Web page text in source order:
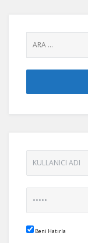
Beni Hatırla